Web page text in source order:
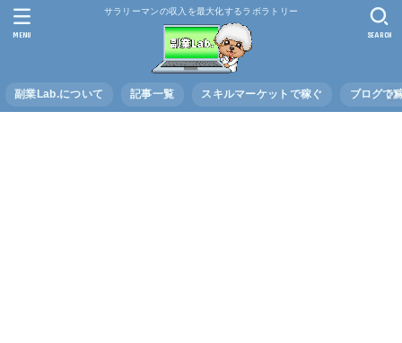
サラリーマンの収入を最大化するラボラトリー
副業Lab.について 記事一覧 スキルマーケットで稼ぐ ブログで
SEARCH
MENU